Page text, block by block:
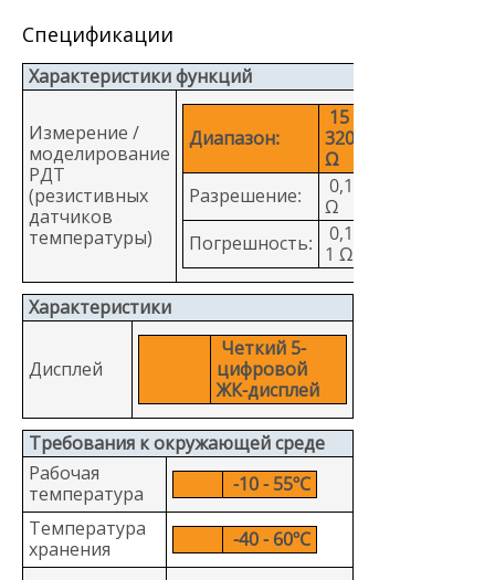
Спецификации
Характеристики функций
Измерение /
моделирование
РДТ
(резистивных
датчиков
температуры)
Диапазон:
15 -
3200
Ω
Разрешение:
0,1
Ω
Погрешность:
0,1 -
1 Ω
Характеристики
Дисплей
Четкий 5-
цифровой
ЖК-дисплей
Требования к окружающей среде
Рабочая
температура
-10 - 55ºC
Температура
хранения
-40 - 60ºC